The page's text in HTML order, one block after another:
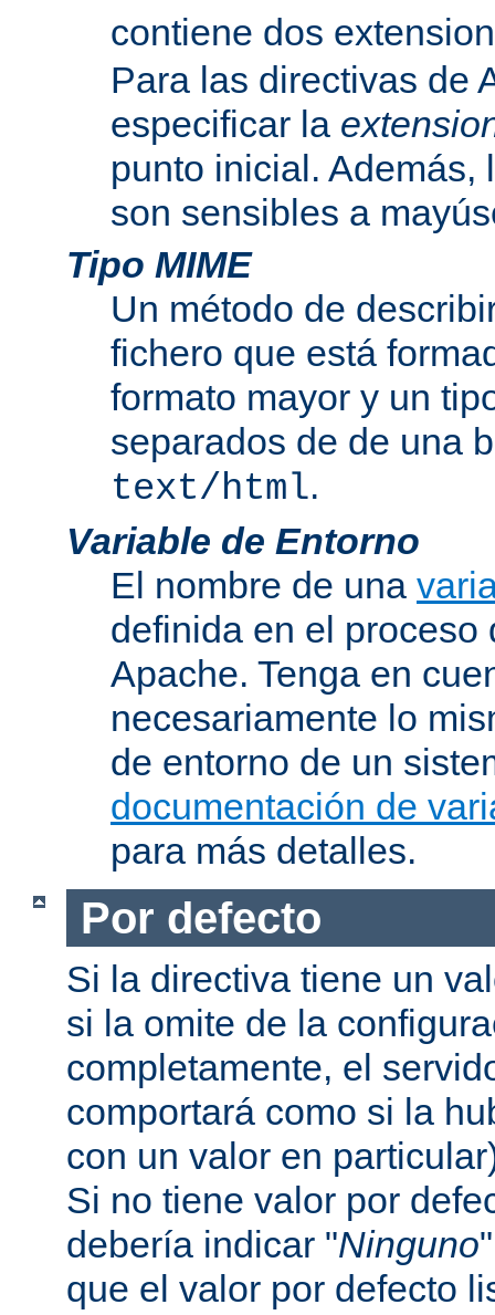
contiene dos
Para las directivas de
especificar la
punto inicial. Además,
son sensibles a
Tipo MIME
Un método de
fichero que está
formato mayor y un
separados de de una
text/html.
Variable de Entorno
El nombre de una
definida en el proceso
Apache. Tenga en
necesariamente lo
de entorno de un
documentación de
para más detalles.
Por defecto
Si la directiva tiene un
si la omite de la
completamente, el
comportará como si la
con un valor en
Si no tiene valor por
debería indicar "Ninguno
que el valor por defecto